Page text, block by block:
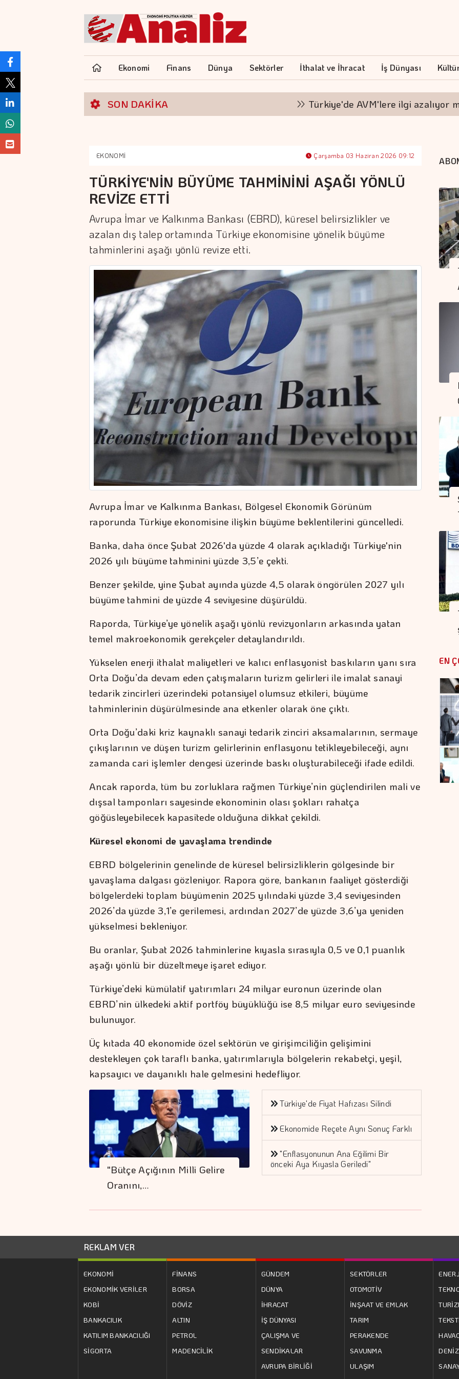
Ekonomi Finans Dünya Sektörler İthalat ve İhracat İş Dünyası
SON DAKİKA Türkiye'de AVM'lere ilgi azalıyor mu?
EKONOMİ Çarşamba 03 Haziran 2026 09:12
TÜRKİYE'NİN BÜYÜME TAHMİNİNİ AŞAĞI YÖNLÜ
REVİZE ETTİ
Avrupa İmar ve Kalkınma Bankası (EBRD), küresel belirsizlikler ve
azalan dış talep ortamında Türkiye ekonomisine yönelik büyüme
tahminlerini aşağı yönlü revize etti.
Avrupa İmar ve Kalkınma Bankası, Bölgesel Ekonomik Görünüm
raporunda Türkiye ekonomisine ilişkin büyüme beklentilerini güncelledi.
Banka, daha önce Şubat 2026'da yüzde 4 olarak açıkladığı Türkiye'nin
2026 yılı büyüme tahminini yüzde 3,5’e çekti.
Benzer şekilde, yine Şubat ayında yüzde 4,5 olarak öngörülen 2027 yılı
büyüme tahmini de yüzde 4 seviyesine düşürüldü.
Raporda, Türkiye’ye yönelik aşağı yönlü revizyonların arkasında yatan
temel makroekonomik gerekçeler detaylandırıldı.
Yükselen enerji ithalat maliyetleri ve kalıcı enflasyonist baskıların yanı sıra
Orta Doğu’da devam eden çatışmaların turizm gelirleri ile imalat sanayi
tedarik zincirleri üzerindeki potansiyel olumsuz etkileri, büyüme
tahminlerinin düşürülmesinde ana etkenler olarak öne çıktı.
Orta Doğu’daki kriz kaynaklı sanayi tedarik zinciri aksamalarının, sermaye
çıkışlarının ve düşen turizm gelirlerinin enflasyonu tetikleyebileceği, aynı
zamanda cari işlemler dengesi üzerinde baskı oluşturabileceği ifade edildi.
Ancak raporda, tüm bu zorluklara rağmen Türkiye’nin güçlendirilen mali ve
dışsal tamponları sayesinde ekonominin olası şokları rahatça
göğüsleyebilecek kapasitede olduğuna dikkat çekildi.
Küresel ekonomi de yavaşlama trendinde
EBRD bölgelerinin genelinde de küresel belirsizliklerin gölgesinde bir
yavaşlama dalgası gözleniyor. Rapora göre, bankanın faaliyet gösterdiği
bölgelerdeki toplam büyümenin 2025 yılındaki yüzde 3,4 seviyesinden
2026’da yüzde 3,1’e gerilemesi, ardından 2027’de yüzde 3,6’ya yeniden
yükselmesi bekleniyor.
Bu oranlar, Şubat 2026 tahminlerine kıyasla sırasıyla 0,5 ve 0,1 puanlık
aşağı yönlü bir düzeltmeye işaret ediyor.
Türkiye’deki kümülatif yatırımları 24 milyar euronun üzerinde olan
EBRD’nin ülkedeki aktif portföy büyüklüğü ise 8,5 milyar euro seviyesinde
bulunuyor.
Üç kıtada 40 ekonomide özel sektörün ve girişimciliğin gelişimini
destekleyen çok taraflı banka, yatırımlarıyla bölgelerin rekabetçi, yeşil,
kapsayıcı ve dayanıklı hale gelmesini hedefliyor.
"Bütçe Açığının Milli Gelire
Oranını,…
Türkiye'de Fiyat Hafızası Silindi
Ekonomide Reçete Aynı Sonuç Farklı
"Enflasyonunun Ana Eğilimi Bir
önceki Aya Kıyasla Geriledi"
EN
REKLAM VER
EKONOMİ
EKONOMİK VERİLER
KOBİ
BANKACILIK
KATILIM BANKACILIĞI
SİGORTA
FİNANS
BORSA
DÖVİZ
ALTIN
PETROL
MADENCİLİK
GÜNDEM
DÜNYA
İHRACAT
İŞ DÜNYASI
ÇALIŞMA VE
SENDİKALAR
AVRUPA BİRLİĞİ
SEKTÖRLER
OTOMOTİV
İNŞAAT VE EMLAK
TARIM
PERAKENDE
SAVUNMA
ULAŞIM